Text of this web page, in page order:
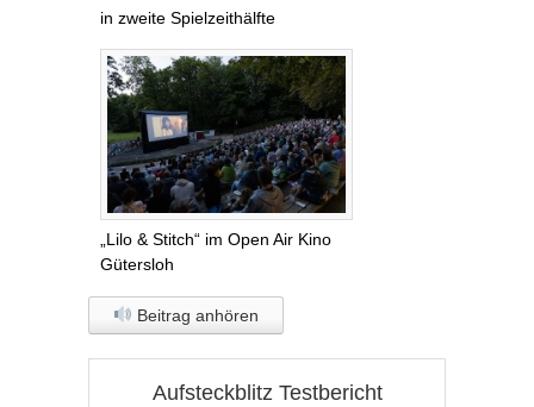
in zweite Spielzeithälfte
„Lilo & Stitch“ im Open Air Kino
Gütersloh
Beitrag anhören
Aufsteckblitz Testbericht